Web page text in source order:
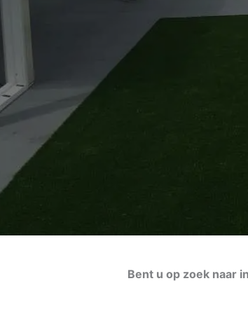
Bent u op zoek naar